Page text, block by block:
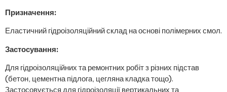
Призначення:
Еластичний гідроізоляційний склад на основі полімерних смол.
Застосування:
Для гідроізоляційних та ремонтних робіт з різних підстав
(бетон, цементна підлога, цегляна кладка тощо).
Застосовується для гідроізоляції вертикальних та